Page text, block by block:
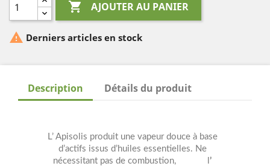
 AJOUTER AU PANIER
 Derniers articles en stock
Description Détails du produit
L’ Apisolis produit une vapeur douce à base
d’actifs issus d’huiles essentielles. Ne
nécessitant pas de combustion, l’